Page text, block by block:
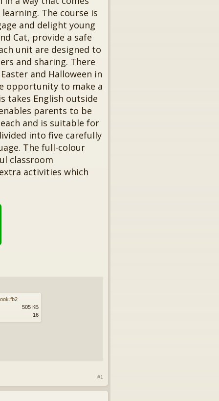
The course is
and delight young
Cat, provide a safe
unit are designed to
and sharing. There
and Halloween in
opportunity to make a
takes English outside
parents to be
and is suitable for
into five carefully
The full-colour
classroom
activities which
505 КБ
16
#1